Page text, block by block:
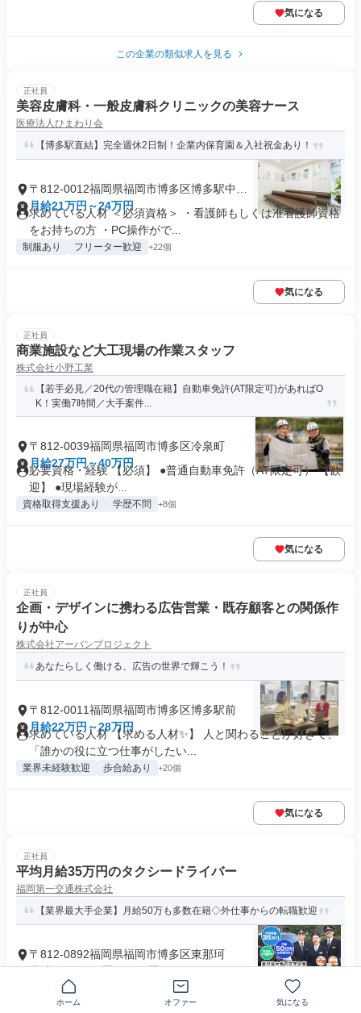
気になる
この企業の類似求人を見る
正社員
美容皮膚科・一般皮膚科クリニックの美容ナース
医療法人ひまわり会
【博多駅直結】完全週休2日制！企業内保育園＆入社祝金あり！
〒812-0012福岡県福岡市博多区博多駅中央
街
月給21万円～24万円
求めている人材 ＜必須資格＞ ・看護師もしくは准看護師資格
をお持ちの方 ・PC操作がで...
制服あり フリーター歓迎 +22個
気になる
正社員
商業施設など大工現場の作業スタッフ
株式会社小野工業
【若手必見／20代の管理職在籍】自動車免許(AT限定可)があればO
K！実働7時間／大手案件...
〒812-0039福岡県福岡市博多区冷泉町
月給27万円～40万円
必要資格・経験 【必須】 ●普通自動車免許（AT限定可） 【歓
迎】 ●現場経験が...
資格取得支援あり 学歴不問 +8個
気になる
正社員
企画・デザインに携わる広告営業・既存顧客との関係作
りが中心
株式会社アーバンプロジェクト
あなたらしく働ける、広告の世界で輝こう！
〒812-0011福岡県福岡市博多区博多駅前
月給22万円～28万円
求めている人材 【求める人材✨】 人と関わることが好きで、
「誰かの役に立つ仕事がしたい...
業界未経験歓迎 歩合給あり +20個
気になる
正社員
平均月給35万円のタクシードライバー
福岡第一交通株式会社
【業界最大手企業】月給50万も多数在籍◇外仕事からの転職歓迎
〒812-0892福岡県福岡市博多区東那珂
月給17万7576円～50万円
求めている人材 ◆普通自動車免許取得1年以上（必須） ◆タ
クシー乗務員として働きたい方...
ホーム オファー 気になる